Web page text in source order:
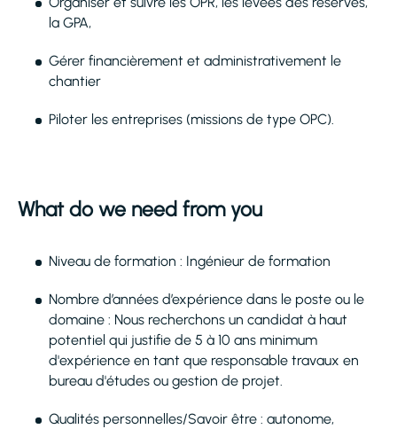
la GPA,
Gérer financièrement et administrativement le
chantier
Piloter les entreprises (missions de type OPC).
What do we need from you
Niveau de formation : Ingénieur de formation
Nombre d’années d’expérience dans le poste ou le
domaine : Nous recherchons un candidat à haut
potentiel qui justifie de 5 à 10 ans minimum
d'expérience en tant que responsable travaux en
bureau d'études ou gestion de projet.
Qualités personnelles/Savoir être : autonome,